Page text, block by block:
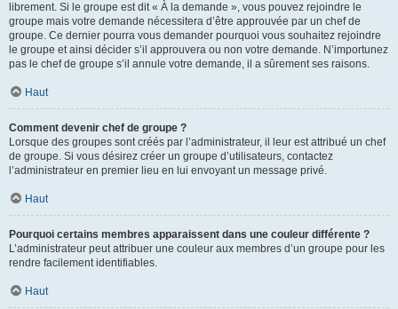
librement. Si le groupe est dit « À la demande », vous pouvez rejoindre le
groupe mais votre demande nécessitera d’être approuvée par un chef de
groupe. Ce dernier pourra vous demander pourquoi vous souhaitez rejoindre
le groupe et ainsi décider s’il approuvera ou non votre demande. N’importunez
pas le chef de groupe s’il annule votre demande, il a sûrement ses raisons.
Haut
Comment devenir chef de groupe ?
Lorsque des groupes sont créés par l’administrateur, il leur est attribué un chef
de groupe. Si vous désirez créer un groupe d’utilisateurs, contactez
l’administrateur en premier lieu en lui envoyant un message privé.
Haut
Pourquoi certains membres apparaissent dans une couleur différente ?
L’administrateur peut attribuer une couleur aux membres d’un groupe pour les
rendre facilement identifiables.
Haut